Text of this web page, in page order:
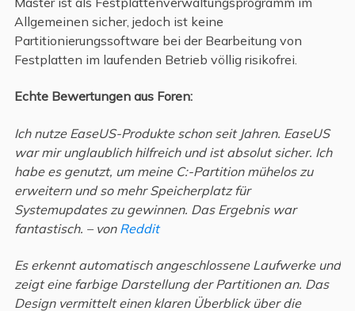
Allgemeinen sicher, jedoch ist keine
Partitionierungssoftware bei der Bearbeitung von
Festplatten im laufenden Betrieb völlig risikofrei.
Echte Bewertungen aus Foren:
Ich nutze EaseUS-Produkte schon seit Jahren. EaseUS
war mir unglaublich hilfreich und ist absolut sicher. Ich
habe es genutzt, um meine C:-Partition mühelos zu
erweitern und so mehr Speicherplatz für
Systemupdates zu gewinnen. Das Ergebnis war
fantastisch. – von Reddit
Es erkennt automatisch angeschlossene Laufwerke und
zeigt eine farbige Darstellung der Partitionen an. Das
Design vermittelt einen klaren Überblick über die